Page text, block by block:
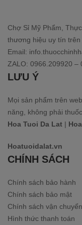
Chợ Sỉ Mỹ Phẩm,
thương hiệu uy tín trên
Email:
ZALO: 0966.209920 –
LƯU Ý
Mọi sản phẩm trên
năng, không phải
Hoa Tuoi Da Lat |
Hoatuoidalat.vn
CHÍNH SÁCH
Chính sách bảo hành
Chính sách bảo mật
Chính sách vận chuyển
Hình thức thanh toán